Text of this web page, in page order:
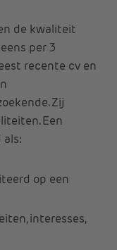
de kwaliteit
per 3
recente cv en
Zij
Een
op een
interesses,